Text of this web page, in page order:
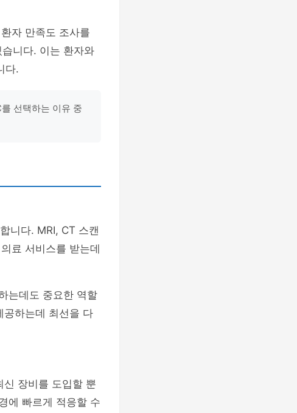
자 만족도 조사를
니다. 이는 환자와
다.
선택하는 이유 중
니다. MRI, CT 스캔
료 서비스를 받는데
는데도 중요한 역할
공하는데 최선을 다
신 장비를 도입할 뿐
에 빠르게 적응할 수